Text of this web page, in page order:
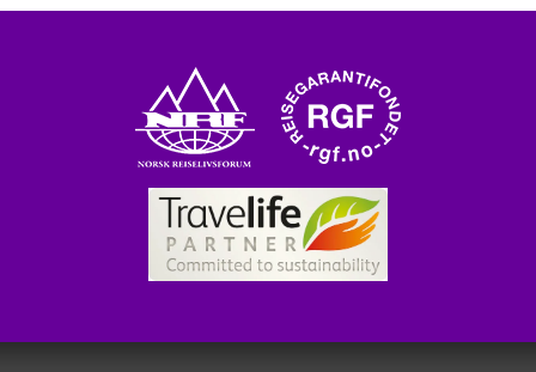
Peer Gynt Tours
Tvetenveien 170
0671 Oslo
Booking tlf:
815 00 335
Grupper tlf:24 10 12 80
post@peergynt.com2026